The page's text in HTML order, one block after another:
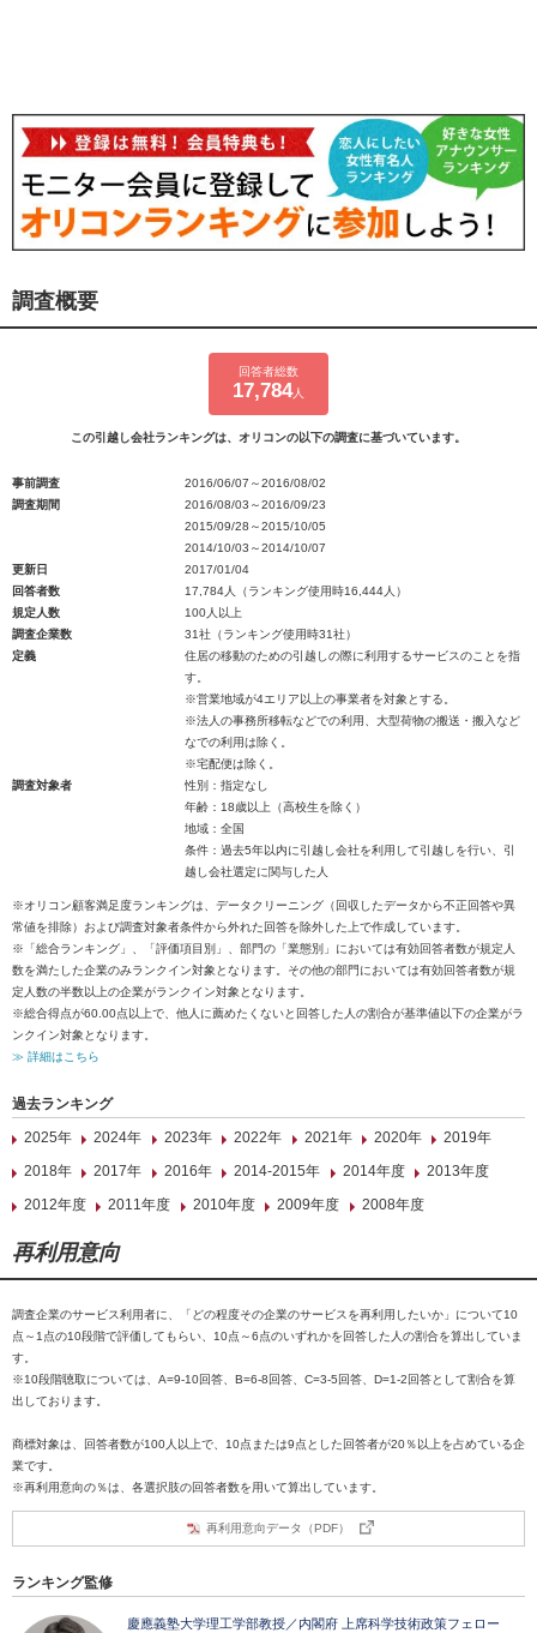
調査概要
回答者総数
17,784人
この引越し会社ランキングは、オリコンの以下の調査に基づいています。
事前調査
2016/06/07～2016/08/02
調査期間
2016/08/03～2016/09/23
2015/09/28～2015/10/05
2014/10/03～2014/10/07
更新日
2017/01/04
回答者数
17,784人（ランキング使用時16,444人）
規定人数
100人以上
調査企業数
31社（ランキング使用時31社）
定義
住居の移動のための引越しの際に利用するサービスのことを指
す。
※営業地域が4エリア以上の事業者を対象とする。
※法人の事務所移転などでの利用、大型荷物の搬送・搬入など
なでの利用は除く。
※宅配便は除く。
調査対象者
性別：指定なし
年齢：18歳以上（高校生を除く）
地域：全国
条件：過去5年以内に引越し会社を利用して引越しを行い、引
越し会社選定に関与した人
※オリコン顧客満足度ランキングは、データクリーニング（回収したデータから不正回答や異
常値を排除）および調査対象者条件から外れた回答を除外した上で作成しています。
※「総合ランキング」、「評価項目別」、部門の「業態別」においては有効回答者数が規定人
数を満たした企業のみランクイン対象となります。その他の部門においては有効回答者数が規
定人数の半数以上の企業がランクイン対象となります。
※総合得点が60.00点以上で、他人に薦めたくないと回答した人の割合が基準値以下の企業がラ
ンクイン対象となります。
≫ 詳細はこちら
過去ランキング
2025年
2024年 2023年 2022年 2021年 2020年
2019年
2018年
2017年 2016年 2014-2015年 2014年度
2013年度
2012年度
2011年度 2010年度 2009年度 2008年度
再利用意向
調査企業のサービス利用者に、「どの程度その企業のサービスを再利用したいか」について10
点～1点の10段階で評価してもらい、10点～6点のいずれかを回答した人の割合を算出していま
す。
※10段階聴取については、A=9-10回答、B=6-8回答、C=3-5回答、D=1-2回答として割合を算
出しております。
商標対象は、回答者数が100人以上で、10点または9点とした回答者が20％以上を占めている企
業です。
※再利用意向の％は、各選択肢の回答者数を用いて算出しています。
再利用意向データ（PDF）
ランキング監修
慶應義塾大学理工学部教授／内閣府 上席科学技術政策フェロー